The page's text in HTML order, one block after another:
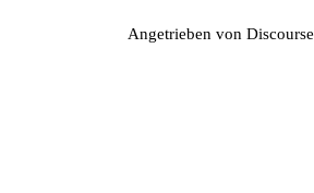
Angetrieben von Discourse